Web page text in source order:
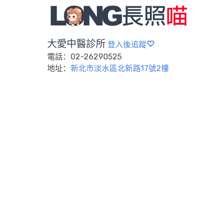
大愛中醫診所 登入後追蹤
電話：02-26290525
地址： 新北市淡水區北新路17號2樓